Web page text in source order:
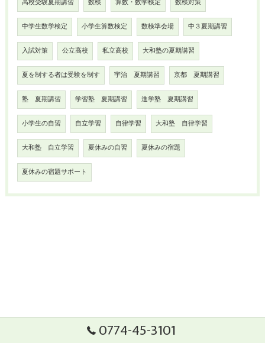
高校受験夏期講習 数検 算数・数学検定 数検対策
中学生数学検定 小学生算数検定 数検準会場 中３夏期講習
入試対策 公立高校 私立高校 大和塾の夏期講習
夏を制する者は受験を制す 宇治 夏期講習 京都 夏期講習
塾 夏期講習 学習塾 夏期講習 進学塾 夏期講習
小学生の自習 自立学習 自律学習 大和塾 自律学習
大和塾 自立学習 夏休みの自習 夏休みの宿題
夏休みの宿題サポート
0774-45-3101